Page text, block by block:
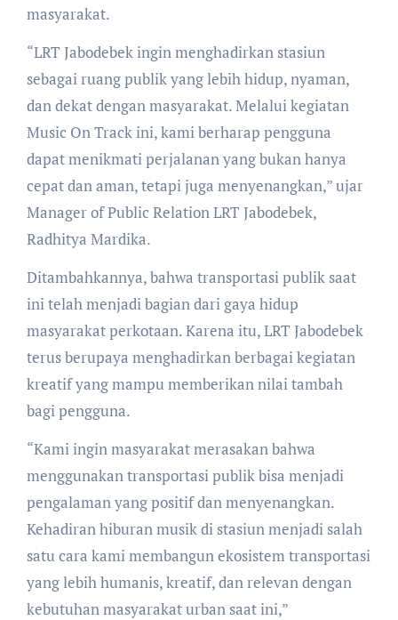
masyarakat.
“LRT Jabodebek ingin menghadirkan stasiun
sebagai ruang publik yang lebih hidup, nyaman,
dan dekat dengan masyarakat. Melalui kegiatan
Music On Track ini, kami berharap pengguna
dapat menikmati perjalanan yang bukan hanya
cepat dan aman, tetapi juga menyenangkan,” ujar
Manager of Public Relation LRT Jabodebek,
Radhitya Mardika.
Ditambahkannya, bahwa transportasi publik saat
ini telah menjadi bagian dari gaya hidup
masyarakat perkotaan. Karena itu, LRT Jabodebek
terus berupaya menghadirkan berbagai kegiatan
kreatif yang mampu memberikan nilai tambah
bagi pengguna.
“Kami ingin masyarakat merasakan bahwa
menggunakan transportasi publik bisa menjadi
pengalaman yang positif dan menyenangkan.
Kehadiran hiburan musik di stasiun menjadi salah
satu cara kami membangun ekosistem transportasi
yang lebih humanis, kreatif, dan relevan dengan
kebutuhan masyarakat urban saat ini,”